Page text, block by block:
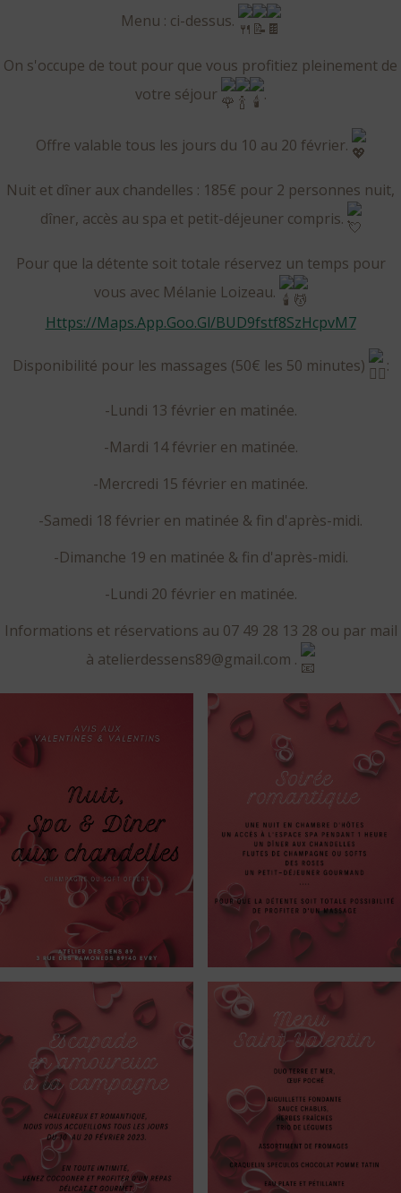
Menu : ci-dessus.
On s'occupe de tout pour que vous profitiez pleinement de
votre séjour
.
Offre valable tous les jours du 10 au 20 février.
Nuit et dîner aux chandelles : 185€ pour 2 personnes nuit,
dîner, accès au spa et petit-déjeuner compris.
Pour que la détente soit totale réservez un temps pour
vous avec Mélanie Loizeau.
Https://maps.app.goo.gl/BUD9fstf8SzHcpvM7
Disponibilité pour les massages (50€ les 50 minutes) :
-Lundi 13 février en matinée.
-Mardi 14 février en matinée.
-Mercredi 15 février en matinée.
-Samedi 18 février en matinée & fin d'après-midi.
-Dimanche 19 en matinée & fin d'après-midi.
-Lundi 20 février en matinée.
Informations et réservations au 07 49 28 13 28 ou par mail
à atelierdessens89@gmail.com .